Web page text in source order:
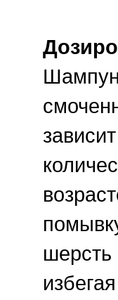
шерсть